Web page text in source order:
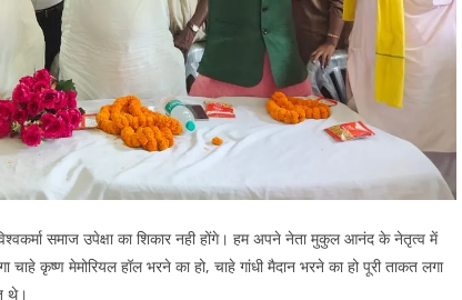
समाज उपेक्षा का शिकार नही होंगे। हम अपने नेता मुकुल आनंद के नेतृत्व में
चाहे कृष्ण मेमोरियल हॉल भरने का हो, चाहे गांधी मैदान भरने का हो पूरी ताकत लगा
थे।